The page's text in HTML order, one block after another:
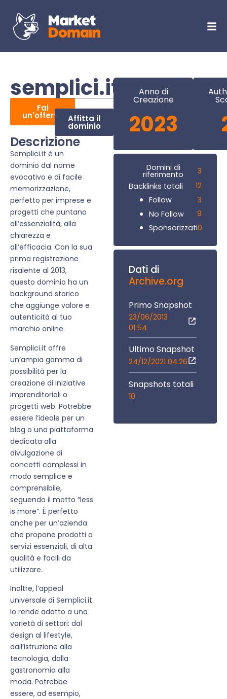
semplici.it
Fai
un'offerta Affitta il
dominio
Descrizione
Semplici.it è un
dominio dal nome
evocativo e di facile
memorizzazione,
perfetto per imprese e
progetti che puntano
all’essenzialità, alla
chiarezza e
all’efficacia. Con la sua
prima registrazione
risalente al 2013,
questo dominio ha un
background storico
che aggiunge valore e
autenticità al tuo
marchio online.
Semplici.it offre
un’ampia gamma di
possibilità per la
creazione di iniziative
imprenditoriali o
progetti web. Potrebbe
essere l’ideale per un
blog o una piattaforma
dedicata alla
divulgazione di
concetti complessi in
modo semplice e
comprensibile,
seguendo il motto “less
is more”. È perfetto
anche per un’azienda
che propone prodotti o
servizi essenziali, di alta
qualità e facili da
utilizzare.
Inoltre, l’appeal
universale di Semplici.it
lo rende adatto a una
varietà di settori: dal
design al lifestyle,
dall’istruzione alla
tecnologia, dalla
gastronomia alla
moda. Potrebbe
essere, ad esempio,
Anno di
Creazione
2023
Domini di
riferimento
3
Backlinks totali
12
Follow
3
No Follow
9
Sponsorizzati0
Dati di
Archive.org
Primo Snapshot
23/06/2013
01:54
Ultimo Snapshot
24/12/2021 04:26
Snapshots totali
10